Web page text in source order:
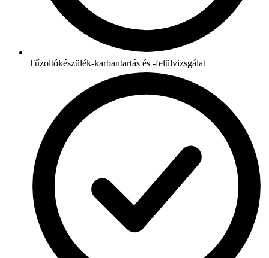
Tűzoltókészülék-karbantartás és -felülvizsgálat